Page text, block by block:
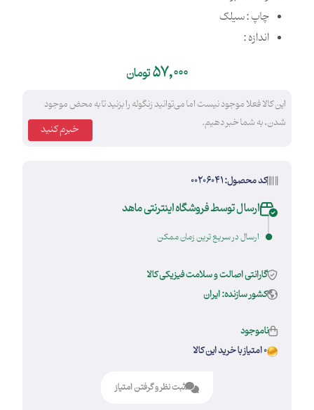
چاپ : سیلک
اندازه :
57,000تومان
این کالا فعلا موجود نیست اما می‌توانید زنگوله را بزنید تا به محض موجود
شدن، به شما خبر دهیم.
کد محصول: 00206041
ارسال توسط فروشگاه اینترنتی ماهد
ارسال در سریع ترین زمان ممکن
گارانتی اصالت و سلامت فیزیکی کالا
کشور سازنده: ایران
ناموجود
0 امتیاز با خرید این کالا
ثبت نظر و گرفتن امتیاز